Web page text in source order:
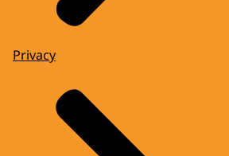
Privacy